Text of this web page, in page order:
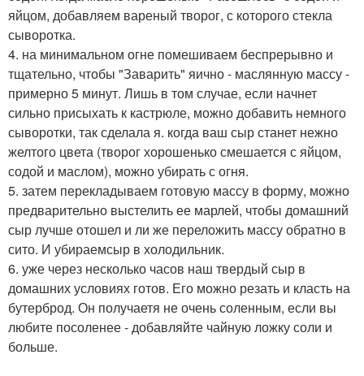
яйцом, добавляем вареный творог, с которого стекла
сыворотка.
4. на минимальном огне помешиваем беспрерывно и
тщательно, чтобы "Заварить" яично - маслянную массу -
примерно 5 минут. Лишь в том случае, если начнет
сильно присыхать к кастрюле, можно добавить немного
сыворотки, так сделала я. когда ваш сыр станет нежно
желтого цвета (творог хорошенько смешается с яйцом,
содой и маслом), можно убирать с огня.
5. затем перекладываем готовую массу в форму, можно
предварительно выстелить ее марлей, чтобы домашний
сыр лучше отошел и ли же переложить массу обратно в
сито. И убираемсыр в холодильник.
6. уже через несколько часов наш твердый сыр в
домашних условиях готов. Его можно резать и класть на
бутерброд. Он получаетя не очень соленным, если вы
любите посоленее - добавляйте чайную ложку соли и
больше.